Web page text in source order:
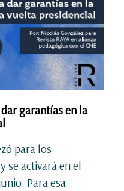
garantías en la
para los
se activará en el
Para esa